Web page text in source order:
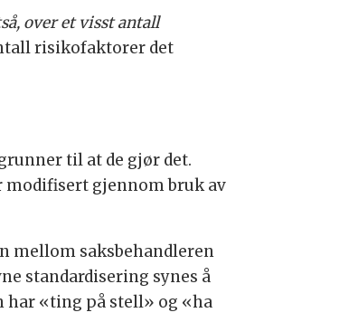
over et visst antall
risikofaktorer det
til at de gjør det.
modifisert gjennom bruk av
mellom saksbehandleren
standardisering synes å
har «ting på stell» og «ha